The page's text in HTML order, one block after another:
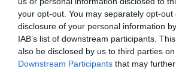
your opt-out. You may separately opt-
disclosure of your personal information
IAB’s list of downstream participants.
also be disclosed by us to third parties
Downstream Participants that may